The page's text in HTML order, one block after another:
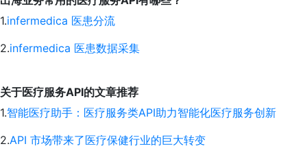
1.infermedica 医患分流
2.infermedica 医患数据采集
关于医疗服务API的文章推荐
1.智能医疗助手：医疗服务类API助力智能化医疗服务创新
2.API 市场带来了医疗保健行业的巨大转变